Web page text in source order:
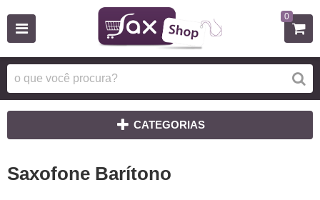
0
CATEGORIAS
Saxofone Barítono